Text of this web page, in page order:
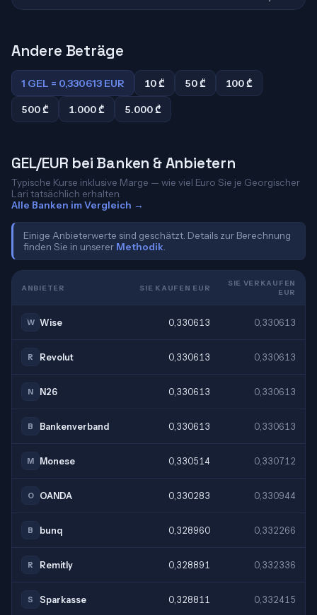
Andere Beträge
1 GEL = 0,330613 EUR 10 ₾ 50 ₾ 100 ₾
500 ₾ 1.000 ₾ 5.000 ₾
GEL/EUR bei Banken & Anbietern
Typische Kurse inklusive Marge — wie viel Euro Sie je Georgischer
Lari tatsächlich erhalten.
Alle Banken im Vergleich →
Einige Anbieterwerte sind geschätzt. Details zur Berechnung
finden Sie in unserer Methodik
ANBIETER SIE KAUFEN EUR
SIE VERKAUFEN
EUR
W Wise 0,330613 0,330613
R Revolut 0,330613 0,330613
N N26 0,330613 0,330613
B Bankenverband 0,330613 0,330613
M Monese 0,330514 0,330712
O OANDA 0,330283 0,330944
B bunq 0,328960 0,332266
R Remitly 0,328891 0,332336
S Sparkasse 0,328811 0,332415